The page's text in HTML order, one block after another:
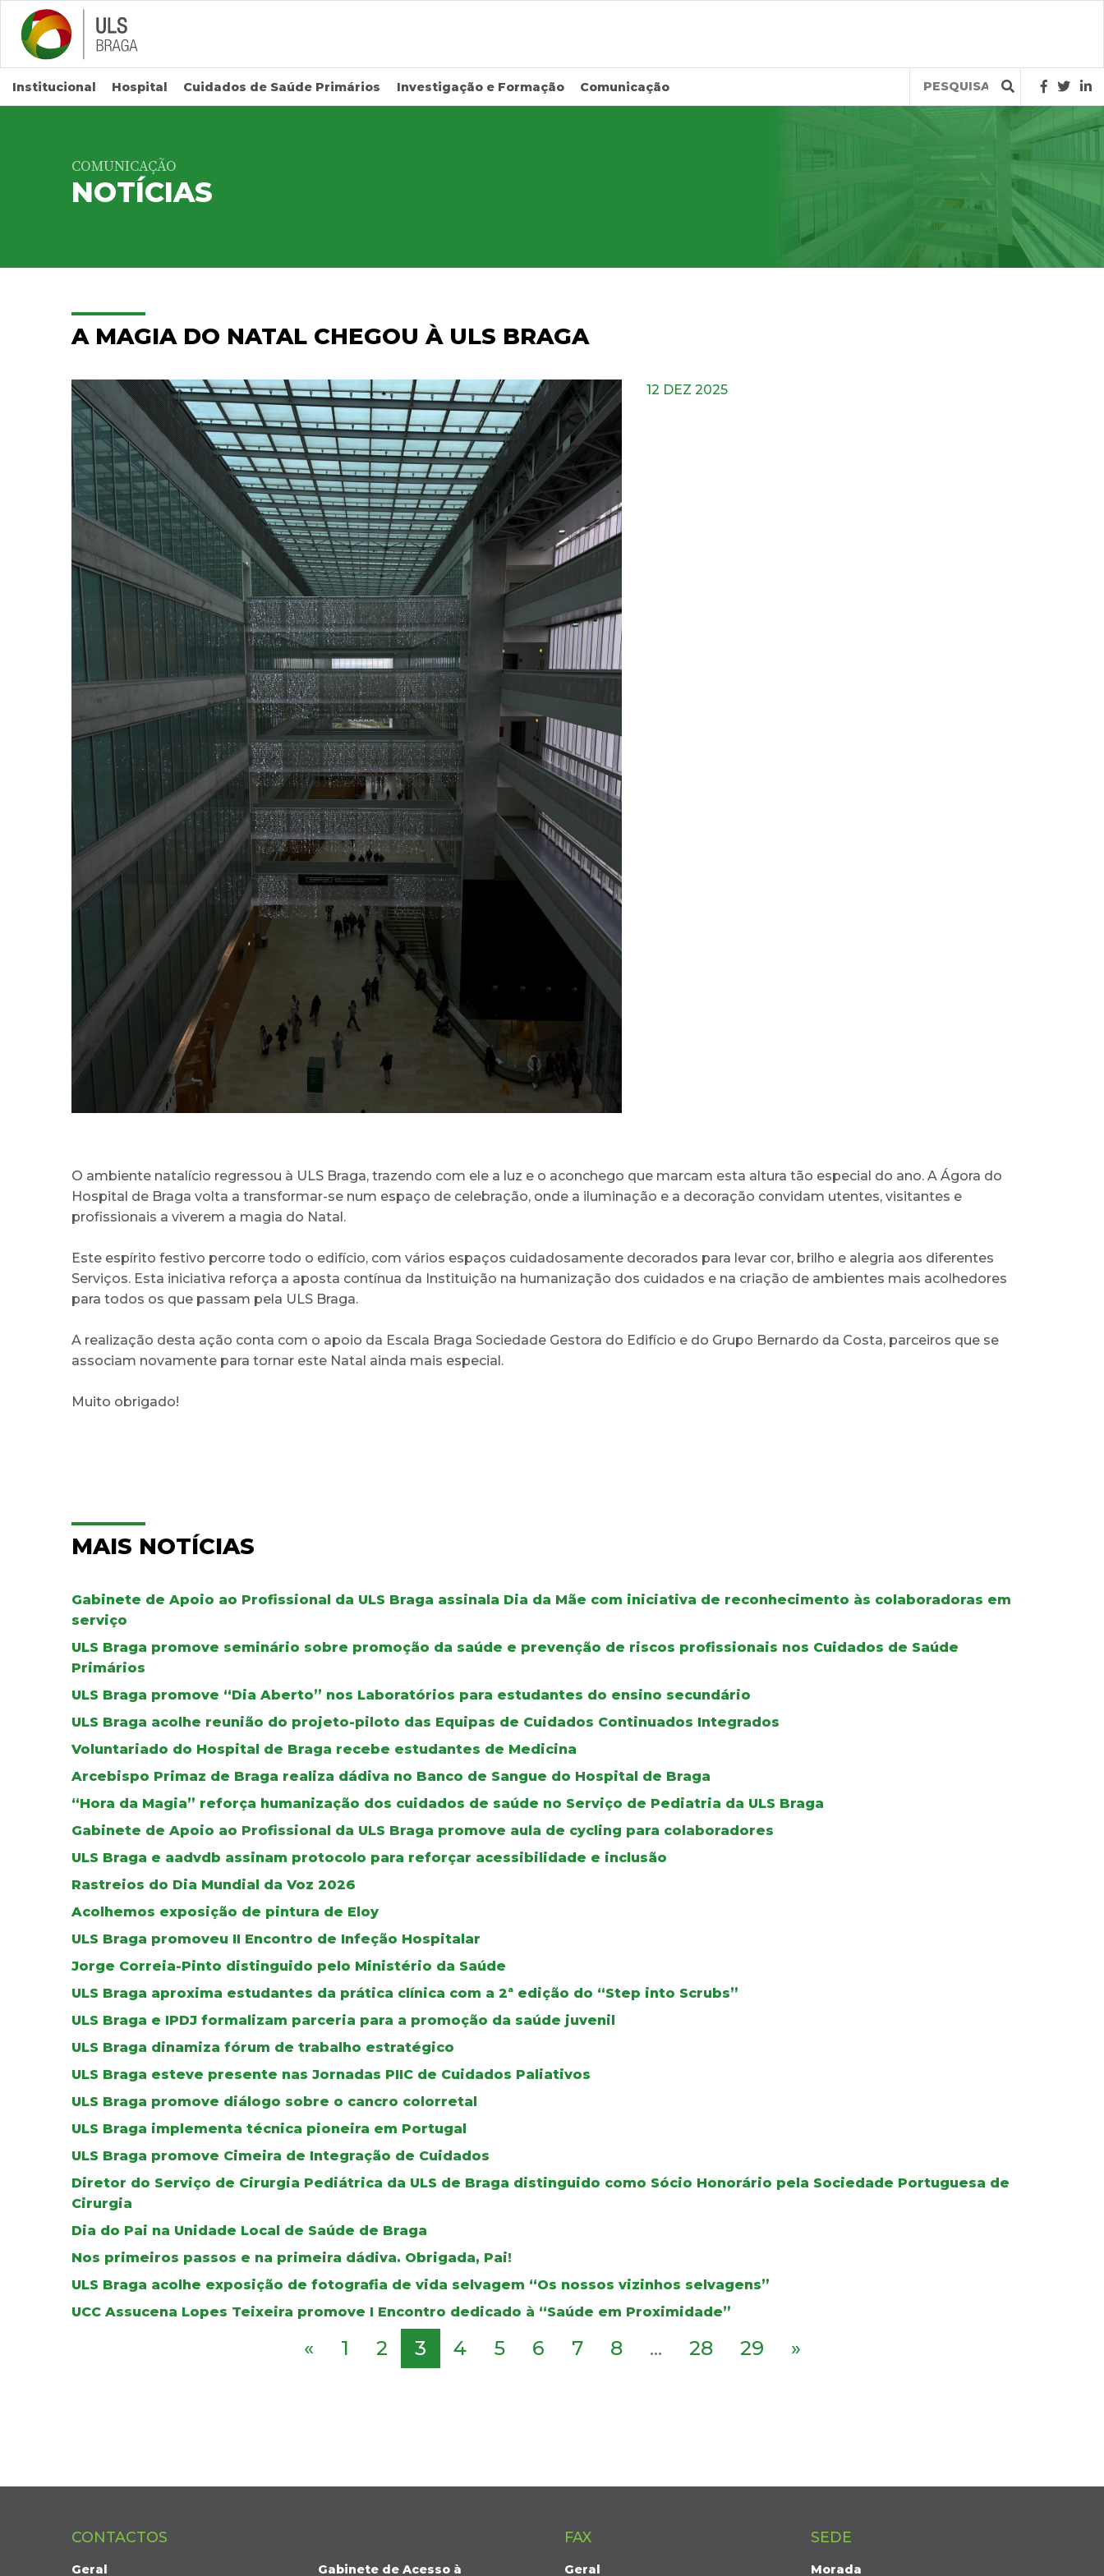
Saltar para conteúdo principal
Institucional Hospital Cuidados de Saúde Primários Investigação e Formação Comunicação
Query
COMUNICAÇÃO
NOTÍCIAS
A MAGIA DO NATAL CHEGOU À ULS BRAGA
12 DEZ 2025
O ambiente natalício regressou à ULS Braga, trazendo com ele a luz e o aconchego que marcam esta altura tão especial do ano. A Ágora do
Hospital de Braga volta a transformar-se num espaço de celebração, onde a iluminação e a decoração convidam utentes, visitantes e
profissionais a viverem a magia do Natal.
Este espírito festivo percorre todo o edifício, com vários espaços cuidadosamente decorados para levar cor, brilho e alegria aos diferentes
Serviços. Esta iniciativa reforça a aposta contínua da Instituição na humanização dos cuidados e na criação de ambientes mais acolhedores
para todos os que passam pela ULS Braga.
A realização desta ação conta com o apoio da Escala Braga Sociedade Gestora do Edifício e do Grupo Bernardo da Costa, parceiros que se
associam novamente para tornar este Natal ainda mais especial.
Muito obrigado!
MAIS NOTÍCIAS
Gabinete de Apoio ao Profissional da ULS Braga assinala Dia da Mãe com iniciativa de reconhecimento às colaboradoras em
serviço
ULS Braga promove seminário sobre promoção da saúde e prevenção de riscos profissionais nos Cuidados de Saúde
Primários
ULS Braga promove “Dia Aberto” nos Laboratórios para estudantes do ensino secundário
ULS Braga acolhe reunião do projeto-piloto das Equipas de Cuidados Continuados Integrados
Voluntariado do Hospital de Braga recebe estudantes de Medicina
Arcebispo Primaz de Braga realiza dádiva no Banco de Sangue do Hospital de Braga
“Hora da Magia” reforça humanização dos cuidados de saúde no Serviço de Pediatria da ULS Braga
Gabinete de Apoio ao Profissional da ULS Braga promove aula de cycling para colaboradores
ULS Braga e aadvdb assinam protocolo para reforçar acessibilidade e inclusão
Rastreios do Dia Mundial da Voz 2026
Acolhemos exposição de pintura de Eloy
ULS Braga promoveu II Encontro de Infeção Hospitalar
Jorge Correia-Pinto distinguido pelo Ministério da Saúde
ULS Braga aproxima estudantes da prática clínica com a 2ª edição do “Step into Scrubs”
ULS Braga e IPDJ formalizam parceria para a promoção da saúde juvenil
ULS Braga dinamiza fórum de trabalho estratégico
ULS Braga esteve presente nas Jornadas PIIC de Cuidados Paliativos
ULS Braga promove diálogo sobre o cancro colorretal
ULS Braga implementa técnica pioneira em Portugal
ULS Braga promove Cimeira de Integração de Cuidados
Diretor do Serviço de Cirurgia Pediátrica da ULS de Braga distinguido como Sócio Honorário pela Sociedade Portuguesa de
Cirurgia
Dia do Pai na Unidade Local de Saúde de Braga
Nos primeiros passos e na primeira dádiva. Obrigada, Pai!
ULS Braga acolhe exposição de fotografia de vida selvagem “Os nossos vizinhos selvagens”
UCC Assucena Lopes Teixeira promove I Encontro dedicado à “Saúde em Proximidade”
« 1 2 3 4 5 6 7 8 ... 28 29 »
CONTACTOS
Geral Gabinete de Acesso à
FAX
Geral
SEDE
Morada